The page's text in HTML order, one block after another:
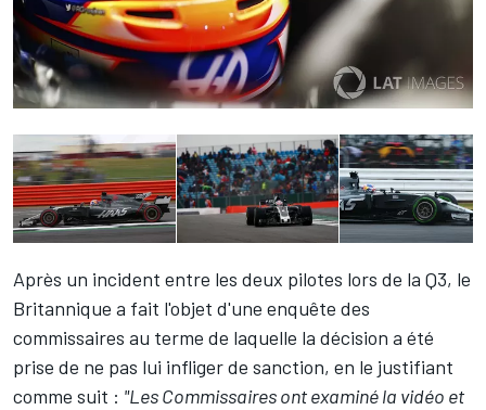
Après un incident entre les deux pilotes lors de la Q3, le
Britannique a fait l'objet d'une enquête des
commissaires au terme de laquelle la décision a été
prise de ne pas lui infliger de sanction, en le justifiant
comme suit : "Les Commissaires ont examiné la vidéo et